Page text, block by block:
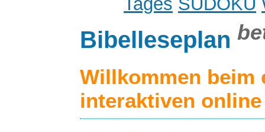
Bibelleseplan
Willkommen beim
interaktiven